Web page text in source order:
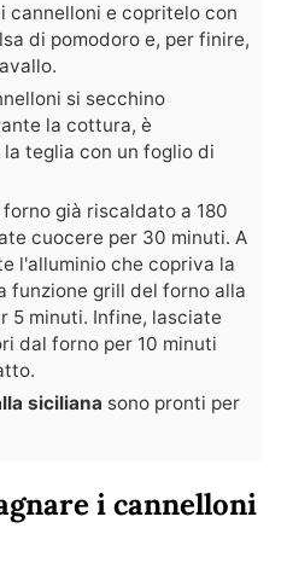
cannelloni e copritelo con
di pomodoro e, per finire,
si secchino
la cottura, è
teglia con un foglio di
già riscaldato a 180
cuocere per 30 minuti. A
l'alluminio che copriva la
funzione grill del forno alla
5 minuti. Infine, lasciate
dal forno per 10 minuti
siciliana sono pronti per
i cannelloni